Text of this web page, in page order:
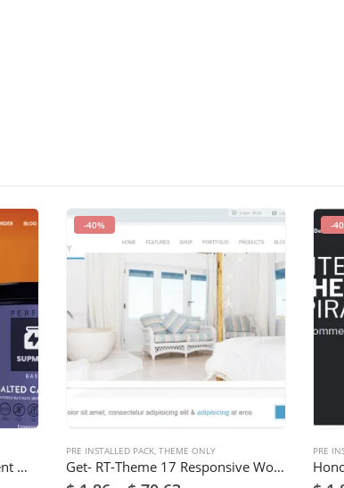
Supmax – Health & Supplement WordPress Theme
-40%
PRE INSTALLED PACK, THEME ONLY
Get- RT-Theme 17 Responsive WordPress Theme
-
PRE